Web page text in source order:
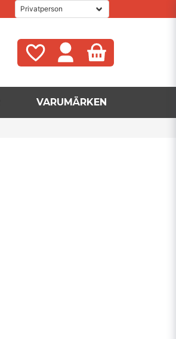
VARUMÄRKEN